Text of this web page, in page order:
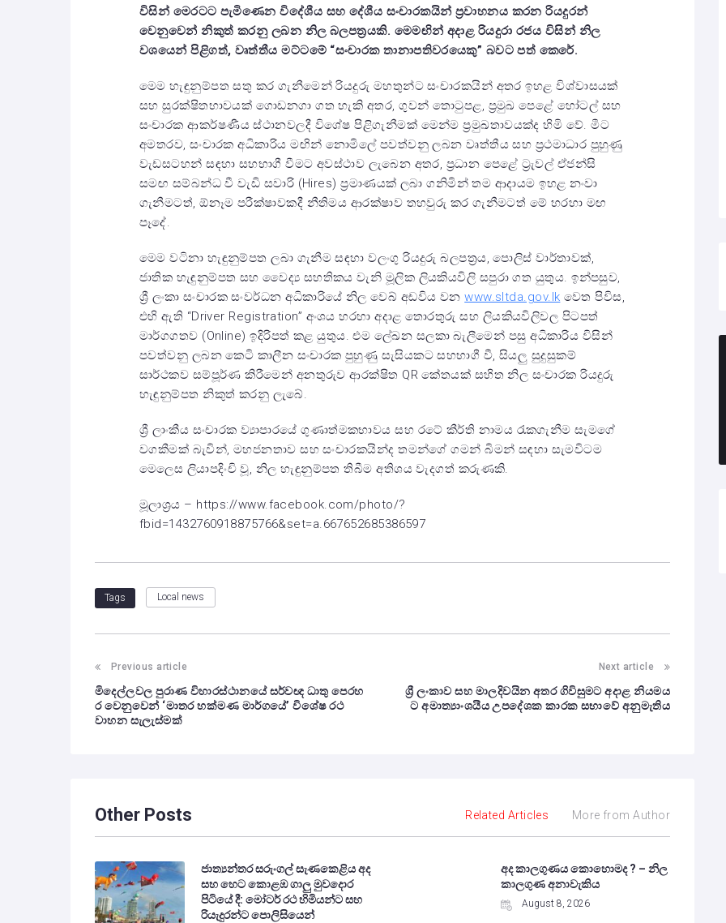
විසින් මෙරටට පැමිණෙන විදේශීය සහ දේශීය සංචාරකයින් ප්‍රවාහනය කරන රියදුරන්
වෙනුවෙන් නිකුත් කරනු ලබන නිල බලපත්‍රයකි. මෙමඟින් අදාළ රියදුරා රජය විසින් නිල
වශයෙන් පිළිගත්, වෘත්තීය මට්ටමේ “සංචාරක තානාපතිවරයෙකු” බවට පත් කෙරේ.
මෙම හැඳුනුම්පත සතු කර ගැනීමෙන් රියදුරු මහතුන්ට සංචාරකයින් අතර ඉහළ විශ්වාසයක්
සහ සුරක්ෂිතභාවයක් ගොඩනගා ගත හැකි අතර, ගුවන් තොටුපළ, ප්‍රමුඛ පෙළේ හෝටල් සහ
සංචාරක ආකර්ෂණීය ස්ථානවලදී විශේෂ පිළිගැනීමක් මෙන්ම ප්‍රමුඛතාවයක්ද හිමි වේ. මීට
අමතරව, සංචාරක අධිකාරිය මඟින් නොමිලේ පවත්වනු ලබන වෘත්තීය සහ ප්‍රථමාධාර පුහුණු
වැඩසටහන් සඳහා සහභාගී වීමට අවස්ථාව ලැබෙන අතර, ප්‍රධාන පෙළේ ට්‍රැවල් ඒජන්සි
සමඟ සම්බන්ධ වී වැඩි සවාරි (Hires) ප්‍රමාණයක් ලබා ගනිමින් තම ආදායම ඉහළ නංවා
ගැනීමටත්, ඕනෑම පරීක්ෂාවකදී නීතිමය ආරක්ෂාව තහවුරු කර ගැනීමටත් මේ හරහා මඟ
පෑදේ.
මෙම වටිනා හැඳුනුම්පත ලබා ගැනීම සඳහා වලංගු රියදුරු බලපත්‍රය, පොලිස් වාර්තාවක්,
ජාතික හැඳුනුම්පත සහ වෛද්‍ය සහතිකය වැනි මූලික ලියකියවිලි සපුරා ගත යුතුය. ඉන්පසුව,
ශ්‍රී ලංකා සංචාරක සංවර්ධන අධිකාරියේ නිල වෙබ් අඩවිය වනwww.sltda.gov.lk වෙත පිවිස,
එහි ඇති “Driver Registration” අංශය හරහා අදාළ තොරතුරු සහ ලියකියවිලිවල පිටපත්
මාර්ගගතව (Online) ඉදිරිපත් කළ යුතුය. එම ලේඛන සලකා බැලීමෙන් පසු අධිකාරිය විසින්
පවත්වනු ලබන කෙටි කාලීන සංචාරක පුහුණු සැසියකට සහභාගී වී, සියලු සුදුසුකම්
සාර්ථකව සම්පූර්ණ කිරීමෙන් අනතුරුව ආරක්ෂිත QR කේතයක් සහිත නිල සංචාරක රියදුරු
හැඳුනුම්පත නිකුත් කරනු ලැබේ.
ශ්‍රී ලාංකීය සංචාරක ව්‍යාපාරයේ ගුණාත්මකභාවය සහ රටේ කීර්ති නාමය රැකගැනීම සැමගේ
වගකීමක් බැවින්, මහජනතාව සහ සංචාරකයින්ද තමන්ගේ ගමන් බිමන් සඳහා සැමවිටම
මෙලෙස ලියාපදිංචි වූ, නිල හැඳුනුම්පත තිබීම අතිශය වැදගත් කරුණකි.
මූලාශ්‍රය – https://www.facebook.com/photo/?
fbid=1432760918875766&set=a.667652685386597
Tags Local news
Previous article
මිදෙල්ලවල පුරාණ විහාරස්ථානයේ සර්වඥ ධාතු පෙරහ
ර වෙනුවෙන් ‘මාතර හක්මණ මාර්ගයේ’ විශේෂ රථ
වාහන සැලැස්මක්
Next article
ශ්‍රී ලංකාව සහ මාලදිවයින අතර ගිවිසුමට අදාළ නියමය
ට අමාත්‍යාංශයීය උපදේශක කාරක සභාවේ අනුමැතිය
Other Posts Related Articles More from Author
ජාත්‍යන්තර සරුංගල් සැණකෙළිය අද
සහ හෙට කොළඹ ගාලු මුවදොර
පිටියේ දී: මෝටර් රථ හිමියන්ට සහ
රියැදුරන්ට පොලිසියෙන්
අද කාලගුණය කොහොමද ? – නිල
කාලගුණ අනාවැකිය
August 8, 2026